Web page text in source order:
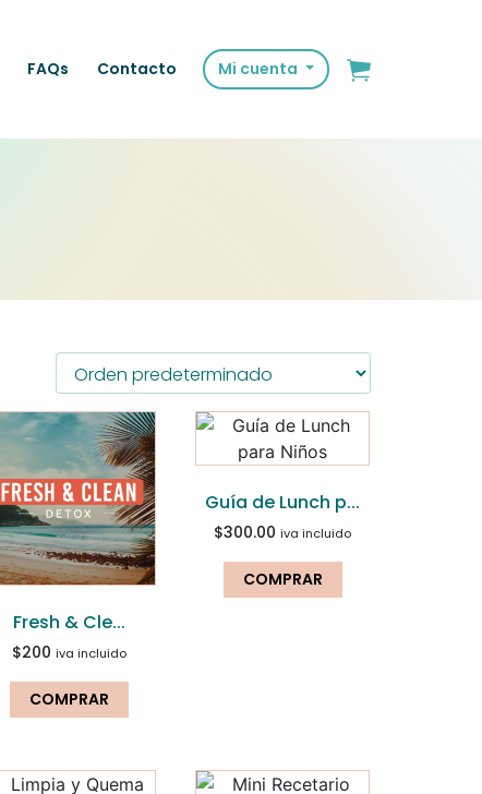
FAQs Contacto Mi cuenta
Fresh & Cle...
$200 iva incluido
COMPRAR
Guía de Lunch p...
$300.00 iva incluido
COMPRAR